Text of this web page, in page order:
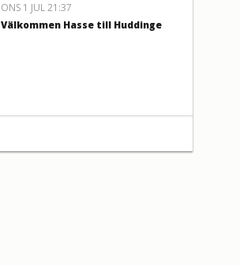
ONS 1 JUL 21:37
Välkommen Hasse till Huddinge